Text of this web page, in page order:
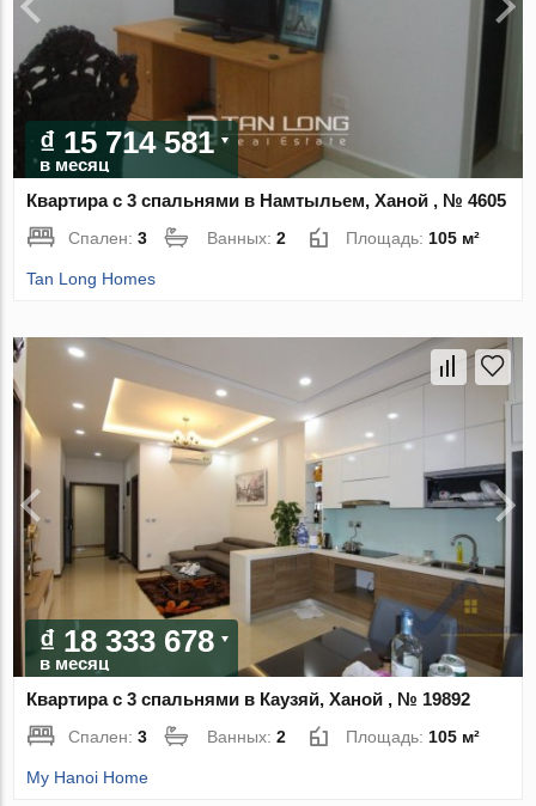
₫ 15 714 581
в месяц
Квартира с 3 спальнями в Намтыльем, Ханой , № 4605
Спален:3 Ванных:2 Площадь: 105 м²
Tan Long Homes
₫ 18 333 678
в месяц
Квартира с 3 спальнями в Каузяй, Ханой , № 19892
Спален:3 Ванных:2 Площадь: 105 м²
My Hanoi Home